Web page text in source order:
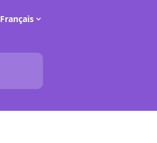
Français